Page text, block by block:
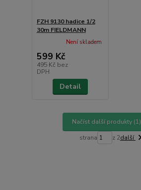
FZH 9130 hadice 1/2
30m FIELDMANN
599 Kč
495 Kč bez
DPH
Není skladem
Detail
Načíst další produkty (1)
strana z 2další